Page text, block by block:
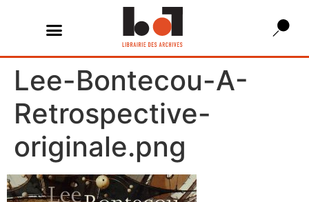
Lee-Bontecou-A-
Retrospective-
originale.png